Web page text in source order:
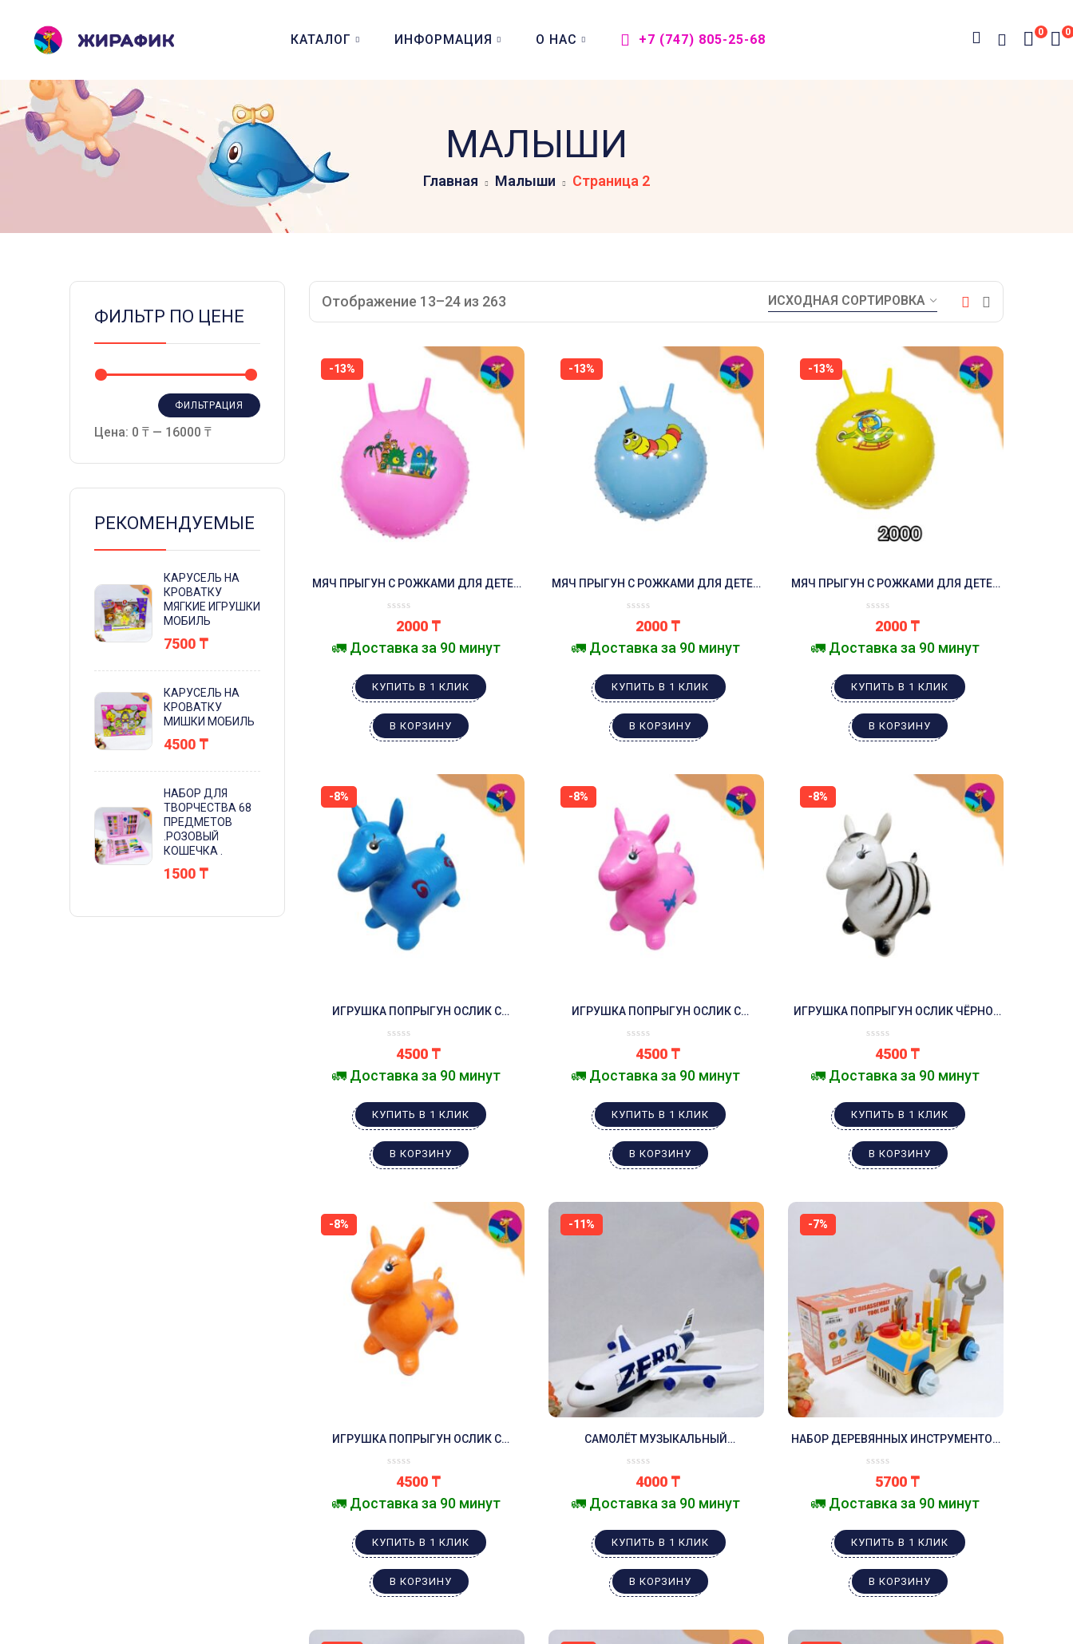
КАТАЛОГ ИНФОРМАЦИЯ О НАС +7 (747) 805-25-68
0
0
МАЛЫШИ
Главная Малыши Страница 2
ФИЛЬТР ПО ЦЕНЕ
ФИЛЬТРАЦИЯ
Цена: 0 ₸ — 16000 ₸
РЕКОМЕНДУЕМЫЕ
КАРУСЕЛЬ НА
КРОВАТКУ
МЯГКИЕ ИГРУШКИ
МОБИЛЬ
7500 ₸
КАРУСЕЛЬ НА
КРОВАТКУ
МИШКИ МОБИЛЬ
4500 ₸
НАБОР ДЛЯ
ТВОРЧЕСТВА 68
ПРЕДМЕТОВ
.РОЗОВЫЙ
КОШЕЧКА .
1500 ₸
Отображение 13–24 из 263
-13%
МЯЧ ПРЫГУН С РОЖКАМИ ДЛЯ ДЕТЕЙ
2000 ₸
🚛 Доставка за 90 минут
КУПИТЬ В 1 КЛИК
В КОРЗИНУ
-13%
МЯЧ ПРЫГУН С РОЖКАМИ ДЛЯ ДЕТЕЙ
2000 ₸
🚛 Доставка за 90 минут
КУПИТЬ В 1 КЛИК
В КОРЗИНУ
-13%
МЯЧ ПРЫГУН С РОЖКАМИ ДЛЯ ДЕТЕЙ
2000 ₸
🚛 Доставка за 90 минут
КУПИТЬ В 1 КЛИК
В КОРЗИНУ
-8%
ИГРУШКА ПОПРЫГУН ОСЛИК С
4500 ₸
🚛 Доставка за 90 минут
КУПИТЬ В 1 КЛИК
В КОРЗИНУ
-8%
ИГРУШКА ПОПРЫГУН ОСЛИК С
4500 ₸
🚛 Доставка за 90 минут
КУПИТЬ В 1 КЛИК
В КОРЗИНУ
-8%
ИГРУШКА ПОПРЫГУН ОСЛИК ЧЁРНО-
4500 ₸
🚛 Доставка за 90 минут
КУПИТЬ В 1 КЛИК
В КОРЗИНУ
-8%
ИГРУШКА ПОПРЫГУН ОСЛИК С
4500 ₸
🚛 Доставка за 90 минут
КУПИТЬ В 1 КЛИК
В КОРЗИНУ
-11%
САМОЛЁТ МУЗЫКАЛЬНЫЙ
4000 ₸
🚛 Доставка за 90 минут
КУПИТЬ В 1 КЛИК
В КОРЗИНУ
-7%
НАБОР ДЕРЕВЯННЫХ ИНСТРУМЕНТОВ
5700 ₸
🚛 Доставка за 90 минут
КУПИТЬ В 1 КЛИК
В КОРЗИНУ